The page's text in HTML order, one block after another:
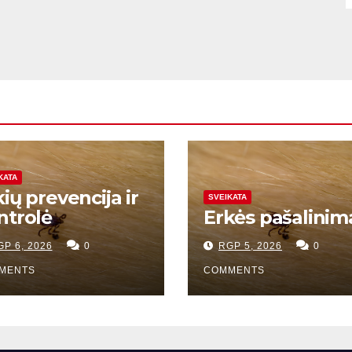
prevencija ir
6, 2026 0
SVEIKATA
Erkės
RGP 5, 2026 0
COMMENTS